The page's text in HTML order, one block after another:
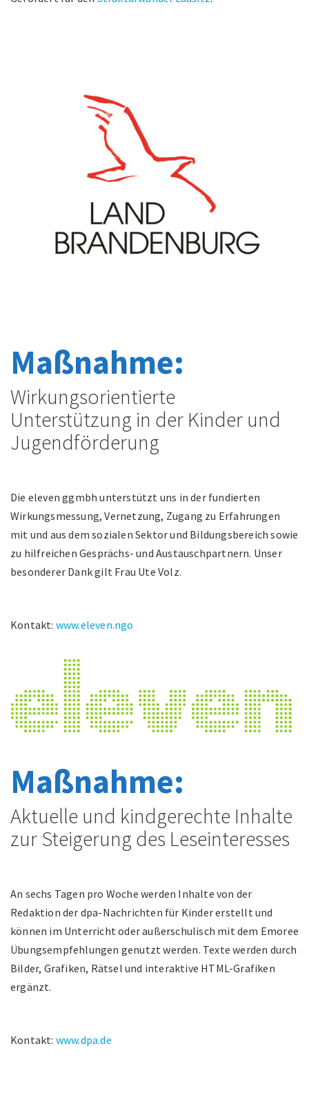
Maßnahme:
Wirkungsorientierte
Unterstützung in der Kinder und
Jugendförderung
Die eleven ggmbh unterstützt uns in der fundierten
Wirkungsmessung, Vernetzung, Zugang zu Erfahrungen
mit und aus dem sozialen Sektor und Bildungsbereich sowie
zu hilfreichen Gesprächs- und Austauschpartnern. Unser
besonderer Dank gilt Frau Ute Volz.
Kontakt: www.eleven.ngo
Maßnahme:
Aktuelle und kindgerechte Inhalte
zur Steigerung des Leseinteresses
An sechs Tagen pro Woche werden Inhalte von der
Redaktion der dpa-Nachrichten für Kinder erstellt und
können im Unterricht oder außerschulisch mit dem Emoree
Übungsempfehlungen genutzt werden. Texte werden durch
Bilder, Grafiken, Rätsel und interaktive HTML-Grafiken
ergänzt.
Kontakt: www.dpa.de